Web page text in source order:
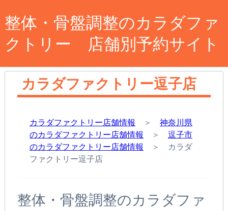
整体・骨盤調整のカラダファ
クトリー 店舗別予約サイト
カラダファクトリー逗子店
カラダファクトリー店舗情報 ＞ 神奈川県
のカラダファクトリー店舗情報
＞ 逗子市
のカラダファクトリー店舗情報
＞ カラダ
ファクトリー逗子店
整体・骨盤調整のカラダファ